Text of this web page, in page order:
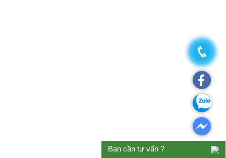
Bạn cần tư vấn ?